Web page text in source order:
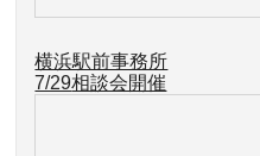
横浜駅前事務所
7/29相談会開催